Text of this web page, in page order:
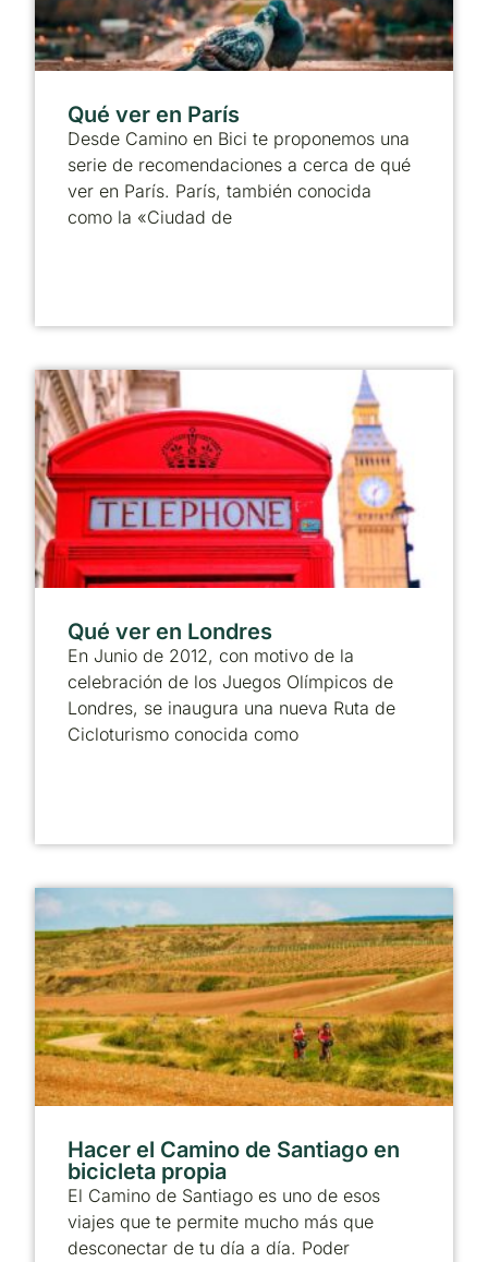
Qué ver en París
Desde Camino en Bici te proponemos una
serie de recomendaciones a cerca de qué
ver en París. París, también conocida
como la «Ciudad de
Qué ver en Londres
En Junio de 2012, con motivo de la
celebración de los Juegos Olímpicos de
Londres, se inaugura una nueva Ruta de
Cicloturismo conocida como
Hacer el Camino de Santiago en
bicicleta propia
El Camino de Santiago es uno de esos
viajes que te permite mucho más que
desconectar de tu día a día. Poder